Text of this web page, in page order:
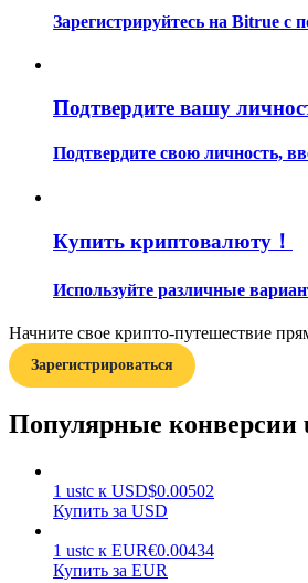
Анализ больших данных,
Гид
Руководство для начинающих по
Зарегистрируйтесь на Bitrue
Подтвердите вашу
Подтвердите свою личность,
Купить криптовалюту！
Используйте различные
Начните свое крипто-путешествие
Зарегистрироваться
Популярные
1 ustc к USD$0.00502
Купить за USD
1 ustc к EUR€0.00434
Купить за EUR